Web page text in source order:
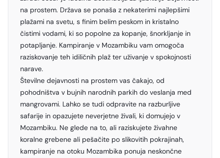
na prostem. Država se ponaša z nekaterimi najlepšimi
plažami na svetu, s finim belim peskom in kristalno
čistimi vodami, ki so popolne za kopanje, šnorkljanje in
potapljanje. Kampiranje v Mozambiku vam omogoča
raziskovanje teh idiličnih plaž ter uživanje v spokojnosti
narave.
Številne dejavnosti na prostem vas čakajo, od
pohodništva v bujnih narodnih parkih do veslanja med
mangrovami. Lahko se tudi odpravite na razburljive
safarije in opazujete neverjetne živali, ki domujejo v
Mozambiku. Ne glede na to, ali raziskujete živahne
koralne grebene ali pešačite po slikovitih pokrajinah,
kampiranje na otoku Mozambika ponuja neskončne